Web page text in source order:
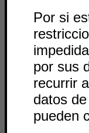
Por si
por sus
recurrir
datos
pueden